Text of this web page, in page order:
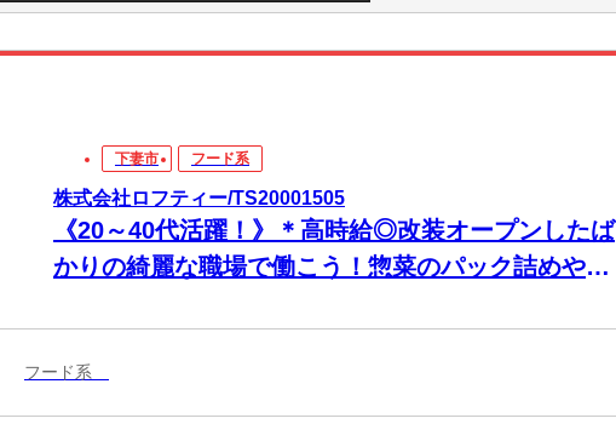
下妻市 フード系
株式会社ロフティー/TS20001505
《20～40代活躍！》＊高時給◎改装オープンしたば
かりの綺麗な職場で働こう！惣菜のパック詰めや品
フード系